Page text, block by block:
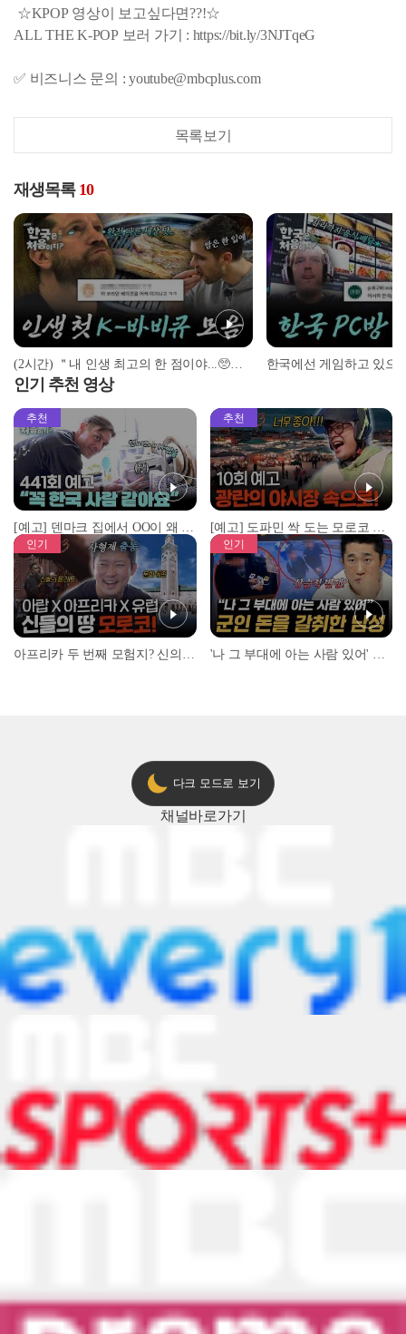
☆KPOP 영상이 보고싶다면??!☆
ALL THE K-POP 보러 가기 : https://bit.ly/3NJTqeG
✅ 비즈니스 문의 : youtube@mbcplus.com
목록보기
재생목록 10
(2시간) ＂내 인생 최고의 한 점이야...🥺＂ 인생 첫 K-바비큐 맛본 외국인 반응 모음! | #어서와한국은처음이지 | #MBCevery1 | EP.3 외
인기 추천 영상
추천
[예고] 덴마크 집에서 OO이 왜 나와...? 이상할 정도로 한국을 사랑하는 우리 형을 제보합니다!
추천
[예고] 도파민 싹 도는 모로코 야시장 투어!
인기 인기
다크 모드로 보기
채널바로가기